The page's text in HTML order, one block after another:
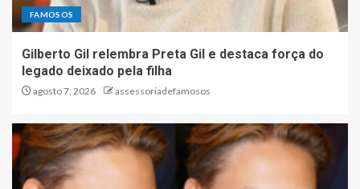
FAMOSOS
Gilberto Gil relembra Preta Gil e destaca força do
legado deixado pela filha
agosto 7, 2026 assessoriadefamosos